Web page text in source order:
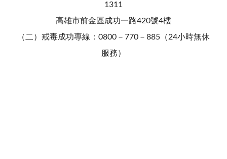
1311
高雄市前金區成功一路420號4樓
（二）戒毒成功專線：0800－770－885（24小時無休
服務）